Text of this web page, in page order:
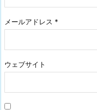
メールアドレス *
ウェブサイト